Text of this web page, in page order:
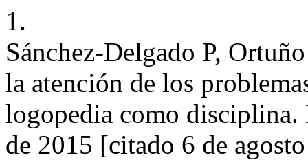
1.
Sánchez-Delgado P,
la atención de los
logopedia como
de 2015 [citado 6 de